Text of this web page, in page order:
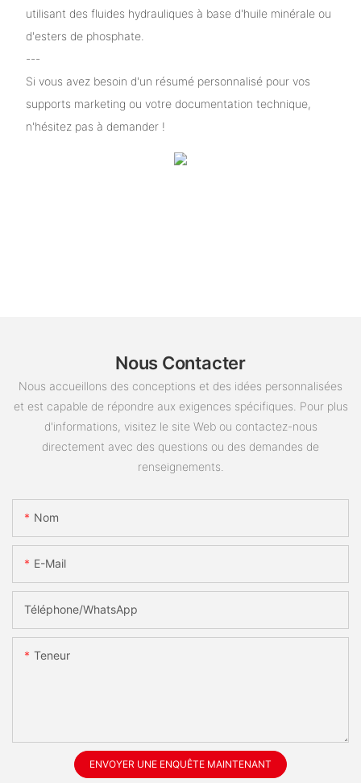
utilisant des fluides hydrauliques à base d'huile minérale ou
d'esters de phosphate.
---
Si vous avez besoin d'un résumé personnalisé pour vos
supports marketing ou votre documentation technique,
n'hésitez pas à demander !
Nous Contacter
Nous accueillons des conceptions et des idées personnalisées
et est capable de répondre aux exigences spécifiques. Pour plus
d'informations, visitez le site Web ou contactez-nous
directement avec des questions ou des demandes de
renseignements.
Nom
E-Mail
Téléphone/WhatsApp
Teneur
ENVOYER UNE ENQUÊTE MAINTENANT